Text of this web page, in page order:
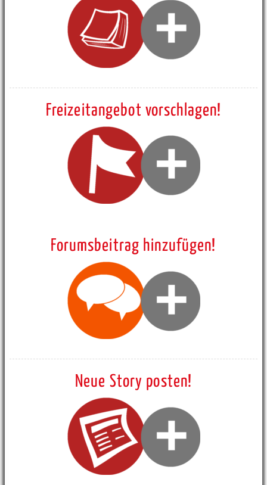
Freizeitangebot vorschlagen!
Forumsbeitrag hinzufügen!
Neue Story posten!